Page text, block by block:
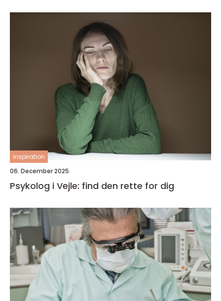
inspiration
06. December 2025
Psykolog i Vejle: find den rette for dig